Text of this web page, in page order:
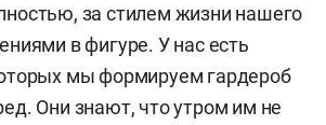
за стилем жизни нашего
в фигуре. У нас есть
мы формируем гардероб
Они знают, что утром им не